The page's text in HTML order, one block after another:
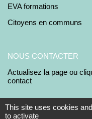
EVA formations
Citoyens en communs
NOUS CONTACTER
Actualisez la page ou
contact
This site uses cookies
to activate